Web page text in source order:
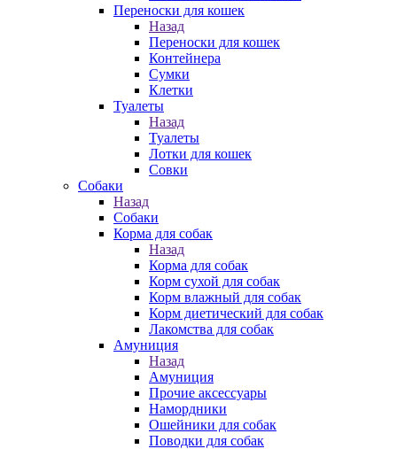
Переноски для кошек
Назад
Переноски для кошек
Контейнера
Сумки
Клетки
Туалеты
Назад
Туалеты
Лотки для кошек
Совки
Собаки
Назад
Собаки
Корма для собак
Назад
Корма для собак
Корм сухой для собак
Корм влажный для собак
Корм диетический для собак
Лакомства для собак
Амуниция
Назад
Амуниция
Прочие аксессуары
Намордники
Ошейники для собак
Поводки для собак